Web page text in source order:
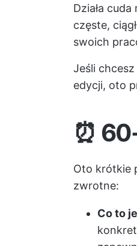
Działa
częste,
swoich
Jeśli
edycji, oto
⏰
Oto krótkie
zwrotne:
Co to